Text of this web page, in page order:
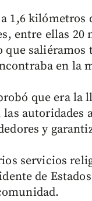
1,6 kilómetros
entre ellas
saliéramos
en la
que era
y
servicios
de